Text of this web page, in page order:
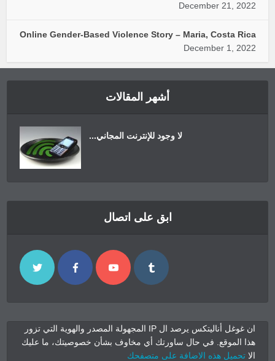
December 21, 2022
Online Gender-Based Violence Story – Maria, Costa Rica
December 1, 2022
أشهر المقالات
لا وجود للإنترنت المجاني...
ابق على اتصال
ان غوغل أناليتكس يرصد ال IP المجهولة المصدر والهوية التي تزور
هذا الموقع. في حال ساورتك أي مخاوف بشأن خصوصيتك، ما عليك
الا تحميل هذه الاضافة على متصفحك